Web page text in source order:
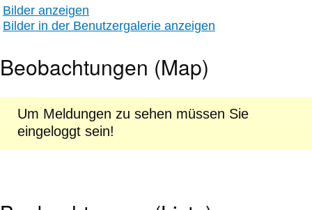
Bilder anzeigen
Bilder in der Benutzergalerie anzeigen
Beobachtungen (Map)
Um Meldungen zu sehen müssen Sie
eingeloggt sein!